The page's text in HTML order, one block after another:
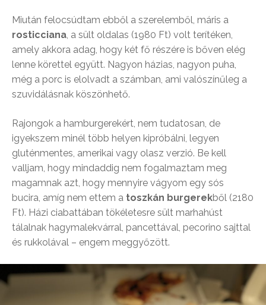
Miután felocsúdtam ebből a szerelemből, máris a
rosticciana, a sült oldalas (1980 Ft) volt terítéken,
amely akkora adag, hogy két fő részére is bőven elég
lenne körettel együtt. Nagyon házias, nagyon puha,
még a porc is elolvadt a számban, ami valószínűleg a
szuvidálásnak köszönhető.
Rajongok a hamburgerekért, nem tudatosan, de
igyekszem minél több helyen kipróbálni, legyen
gluténmentes, amerikai vagy olasz verzió. Be kell
valljam, hogy mindaddig nem fogalmaztam meg
magamnak azt, hogy mennyire vágyom egy sós
bucira, amíg nem ettem a toszkán burgerekből (2180
Ft). Házi ciabattában tökéletesre sült marhahúst
tálalnak hagymalekvárral, pancettával, pecorino sajttal
és rukkolával – engem meggyőzött.